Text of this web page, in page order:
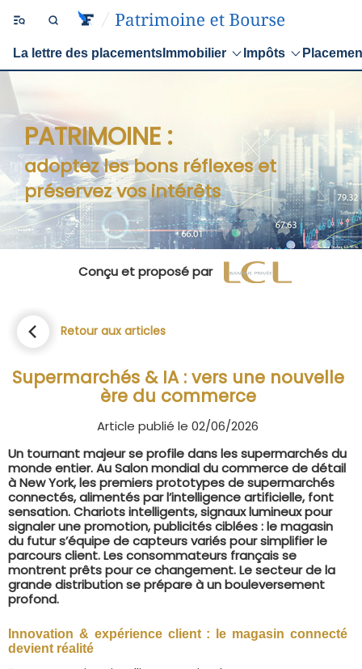
La lettre des placements Immobilier Impôts
PATRIMOINE :
adoptez les bons réflexes et
préservez vos intérêts
Conçu et proposé par
Retour aux articles
Supermarchés & IA : vers une nouvelle
ère du commerce
Article publié le 02/06/2026
Un tournant majeur se profile dans les supermarchés du
monde entier. Au Salon mondial du commerce de détail
à New York, les premiers prototypes de supermarchés
connectés, alimentés par l’intelligence artificielle, font
sensation. Chariots intelligents, signaux lumineux pour
signaler une promotion, publicités ciblées : le magasin
du futur s’équipe de capteurs variés pour simplifier le
parcours client. Les consommateurs français se
montrent prêts pour ce changement. Le secteur de la
grande distribution se prépare à un bouleversement
profond.
Innovation & expérience client : le magasin connecté
devient réalité